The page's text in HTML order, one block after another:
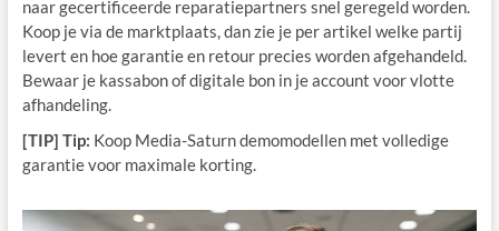
naar gecertificeerde reparatiepartners snel geregeld worden.
Koop je via de marktplaats, dan zie je per artikel welke partij
levert en hoe garantie en retour precies worden afgehandeld.
Bewaar je kassabon of digitale bon in je account voor vlotte
afhandeling.
[TIP] Tip: Koop Media-Saturn demomodellen met volledige
garantie voor maximale korting.